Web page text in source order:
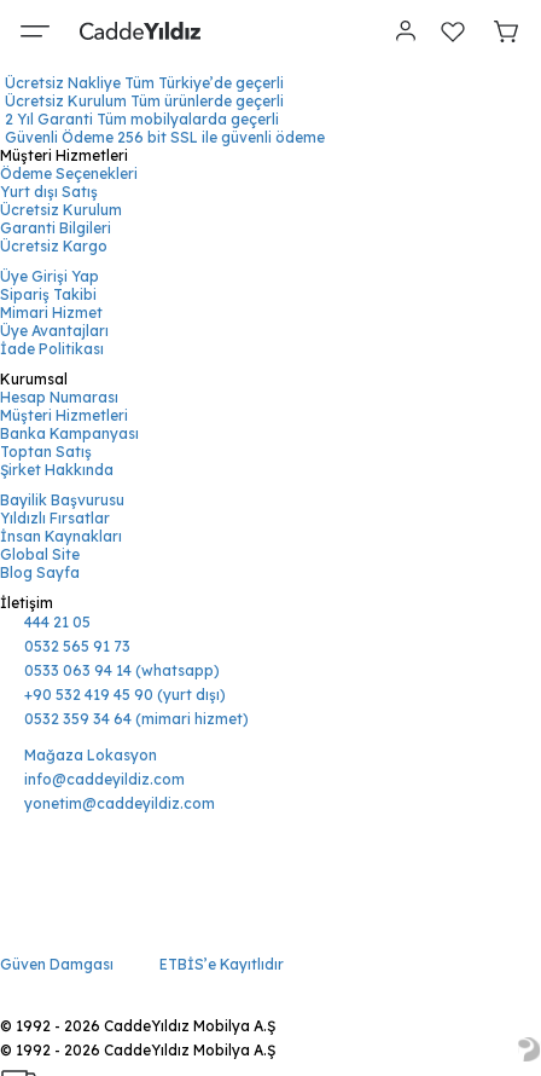
Ücretsiz Nakliye Tüm Türkiye’de geçerli
Ücretsiz Kurulum Tüm ürünlerde geçerli
2 Yıl Garanti Tüm mobilyalarda geçerli
Güvenli Ödeme 256 bit SSL ile güvenli ödeme
Müşteri Hizmetleri
Ödeme Seçenekleri
Yurt dışı Satış
Ücretsiz Kurulum
Garanti Bilgileri
Ücretsiz Kargo
Üye Girişi Yap
Sipariş Takibi
Mimari Hizmet
Üye Avantajları
İade Politikası
Kurumsal
Hesap Numarası
Müşteri Hizmetleri
Banka Kampanyası
Toptan Satış
Şirket Hakkında
Bayilik Başvurusu
Yıldızlı Fırsatlar
İnsan Kaynakları
Global Site
Blog Sayfa
İletişim
444 21 05
0532 565 91 73
0533 063 94 14 (whatsapp)
+90 532 419 45 90 (yurt dışı)
0532 359 34 64 (mimari hizmet)
Mağaza Lokasyon
info@caddeyildiz.com
yonetim@caddeyildiz.com
Güven Damgası ETBİS’e Kayıtlıdır
© 1992 - 2026 CaddeYıldız Mobilya A.Ş
© 1992 - 2026 CaddeYıldız Mobilya A.Ş